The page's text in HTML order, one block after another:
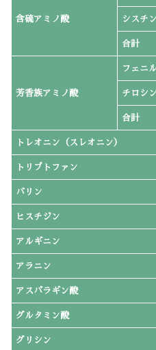
含硫アミノ酸 シスチン
合計
芳香族アミノ酸
フェニ
チロシン
合計
トレオニン（スレオニン）
トリプトファン
バリン
ヒスチジン
アルギニン
アラニン
アスパラギン酸
グルタミン酸
グリシン